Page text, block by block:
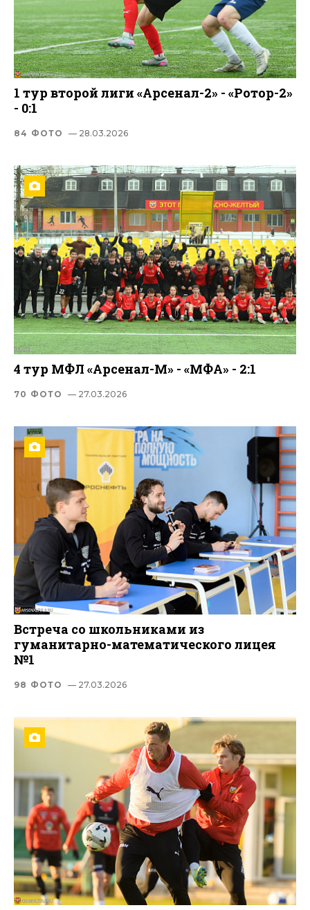
1 тур второй лиги «Арсенал-2» - «Ротор-2»
- 0:1
84 ФОТО — 28.03.2026
4 тур МФЛ «Арсенал-М» - «МФА» - 2:1
70 ФОТО — 27.03.2026
Встреча со школьниками из
гуманитарно-математического лицея
№1
98 ФОТО — 27.03.2026